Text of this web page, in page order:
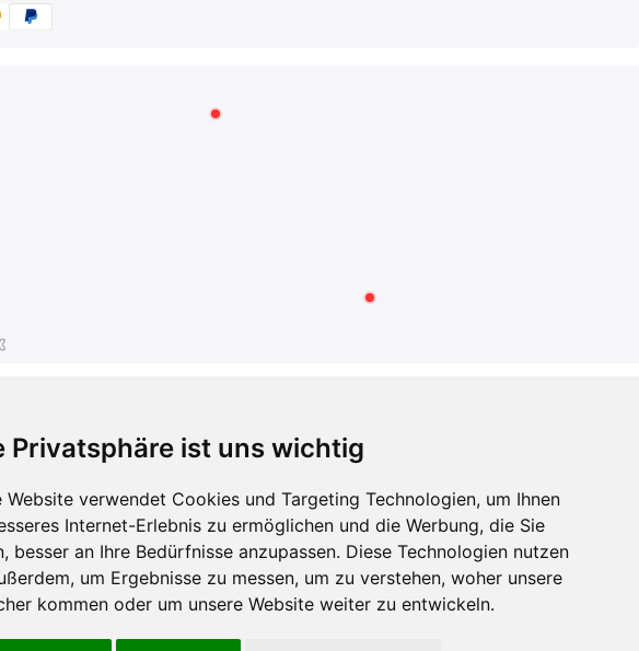
Privatsphäre ist uns wichtig
Website verwendet Cookies und Targeting Technologien, um Ihnen
Internet-Erlebnis zu ermöglichen und die Werbung, die Sie
besser an Ihre Bedürfnisse anzupassen. Diese Technologien nutzen
um Ergebnisse zu messen, um zu verstehen, woher unsere
kommen oder um unsere Website weiter zu entwickeln.
Armbänder
Ohrringe
Ringe
AGB
Datenschutzerklärung
Impressum
Widerrufsbelehrung
Widerrufsformular
Zahlung und Versand